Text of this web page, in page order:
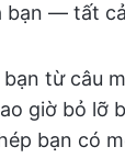
bạn — tất
từ câu
giờ bỏ lỡ
bạn có